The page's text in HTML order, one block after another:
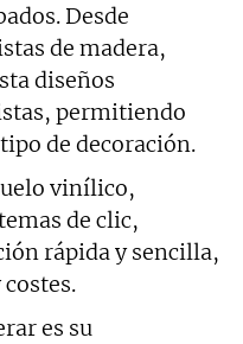
Desde
de madera,
diseños
permitiendo
de decoración.
vinílico,
de clic,
rápida y sencilla,
es su